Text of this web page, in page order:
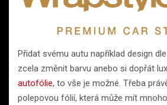
Přidat svému autu například design
zcela změnit barvu anebo si dopřát
autofólie, to vše je možné. Třeba
polepovou fólií, která může mít